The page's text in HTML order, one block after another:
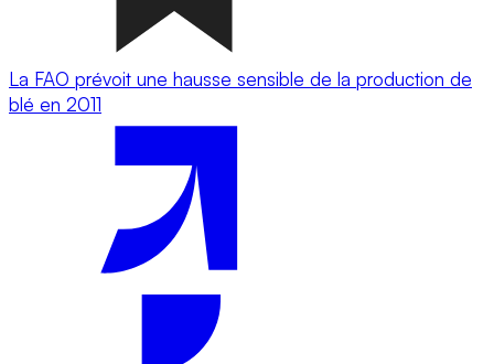
La FAO prévoit une hausse sensible de la production de
blé en 2011